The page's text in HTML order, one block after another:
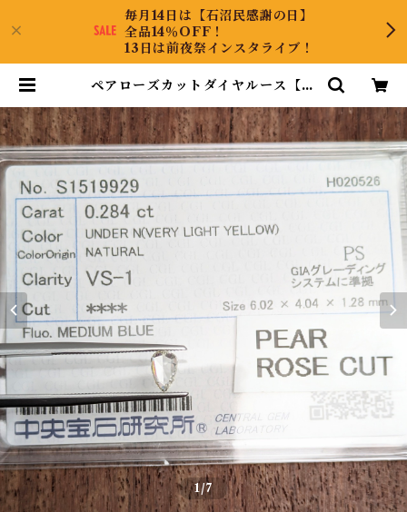
毎月14日は【石沼民感謝の日】
全品14％OFF！
13日は前夜祭インスタライブ！
ペアローズカットダイヤルース【0.
Antique
1/7